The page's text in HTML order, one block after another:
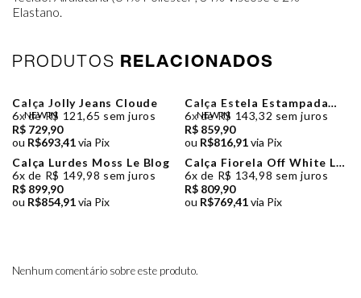
Elastano.
PRODUTOS RELACIONADOS
NEW IN
Calça Jolly Jeans Cloude
6x de R$ 121,65 sem juros
R$ 729,90
ou R$693,41via Pix
NEW IN
Calça Estela Estampada
Cloude
6x de R$ 143,32 sem juros
R$ 859,90
ou R$816,91via Pix
Calça Lurdes Moss Le Blog
6x de R$ 149,98 sem juros
R$ 899,90
ou R$854,91via Pix
Calça Fiorela Off White Le
Blog
6x de R$ 134,98 sem juros
R$ 809,90
ou R$769,41via Pix
Nenhum comentário sobre este produto.